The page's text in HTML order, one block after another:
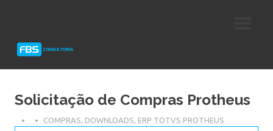
Protheus
Solicitação de Compras Protheus
COMPRAS, DOWNLOADS, ERP TOTVS PROTHEUS